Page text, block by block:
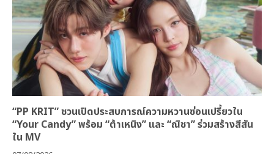
“PP KRIT” ชวนเปิดประสบการณ์ความหวานซ่อนเปรี้ยวใน
“Your Candy” พร้อม “ต้าเหนิง” และ “ณิชา” ร่วมสร้างสีสัน
ใน MV